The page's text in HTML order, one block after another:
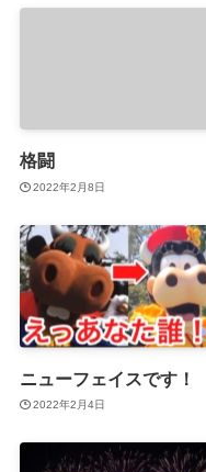
格闘
2022年2月8日
ニューフェイスです！
2022年2月4日